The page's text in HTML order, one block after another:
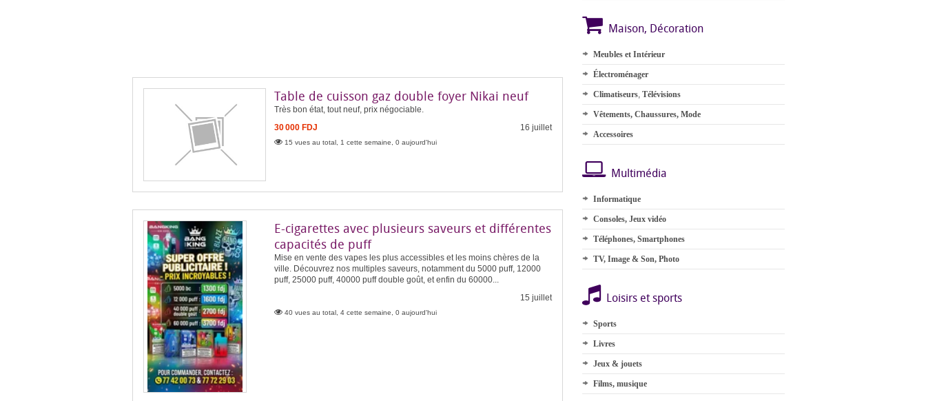
Table de cuisson gaz double foyer Nikai neuf
Très bon état, tout neuf, prix négociable.
30 000 FDJ
16 juillet
15 vues au total, 1 cette semaine, 0 aujourd'hui
E-cigarettes avec plusieurs saveurs et différentes
capacités de puff
Mise en vente des vapes les plus accessibles et les moins chères de la
ville. Découvrez nos multiples saveurs, notamment du 5000 puff, 12000
puff, 25000 puff, 40000 puff double goût, et enfin du 60000...
15 juillet
40 vues au total, 4 cette semaine, 0 aujourd'hui
Maison, Décoration
Meubles et Intérieur
Électroménager
Climatiseurs, Télévisions
Vêtements, Chaussures, Mode
Accessoires
Multimédia
Informatique
Consoles, Jeux vidéo
Téléphones, Smartphones
TV, Image & Son, Photo
Loisirs et sports
Sports
Livres
Jeux & jouets
Films, musique